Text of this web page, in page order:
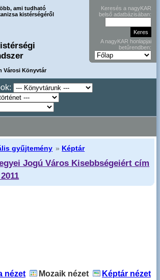
ami tudható
kistérségéről
Városi Könyvtár
Keresés a nagyKAR
belső adatbázisában:
A nagyKAR honlapjai
betűrendben:
gyűjtemény » Képtár
Jogú Város Kisebbségeiért cím
nézet Mozaik nézet Képtár nézet